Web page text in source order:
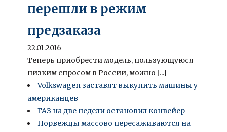
перешли в режим
предзаказа
22.01.2016
Теперь приобрести модель, пользующуюся
низким спросом в России, можно [...]
Volkswagen заставят выкупить машины у
американцев
ГАЗ на две недели остановил конвейер
Норвежцы массово пересаживаются на